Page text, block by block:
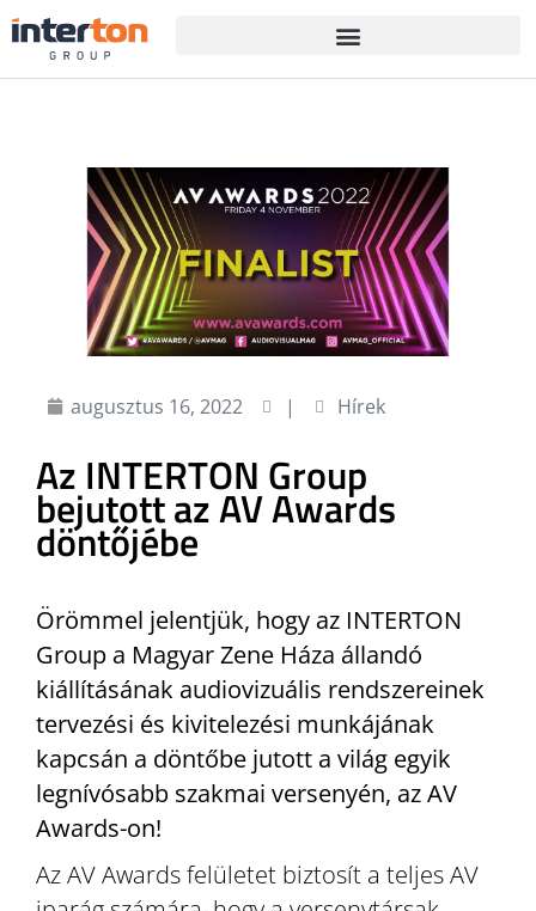
augusztus 16, 2022 | Hírek
Az INTERTON Group
bejutott az AV Awards
döntőjébe
Örömmel jelentjük, hogy az INTERTON
Group a Magyar Zene Háza állandó
kiállításának audiovizuális rendszereinek
tervezési és kivitelezési munkájának
kapcsán a döntőbe jutott a világ egyik
legnívósabb szakmai versenyén, az AV
Awards-on!
Az AV Awards felületet biztosít a teljes AV